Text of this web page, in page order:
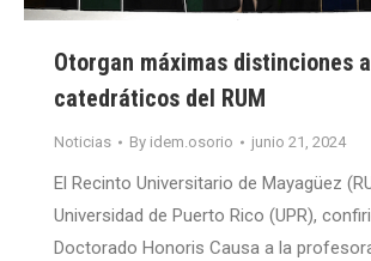
Otorgan máximas distinciones
catedráticos del RUM
Noticias By idem.osorio junio 21, 2024
El Recinto Universitario de Mayagüez
Universidad de Puerto Rico (UPR),
Doctorado Honoris Causa a la